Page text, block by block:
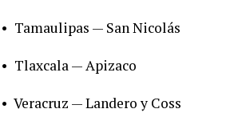
• Tamaulipas — San Nicolás
• Tlaxcala — Apizaco
• Veracruz — Landero y Coss